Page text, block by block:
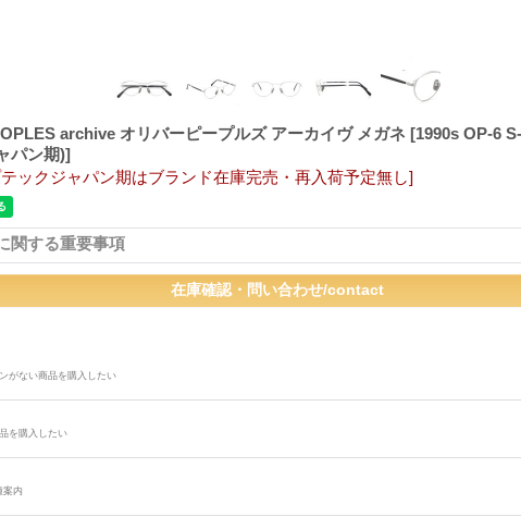
archive オリバーピープルズ アーカイヴ メガネ [1990s OP-6
パン期)]
ックジャパン期はブランド在庫完売・再入荷予定無し]
関する重要事項
がない商品を購入したい
を購入したい
案内